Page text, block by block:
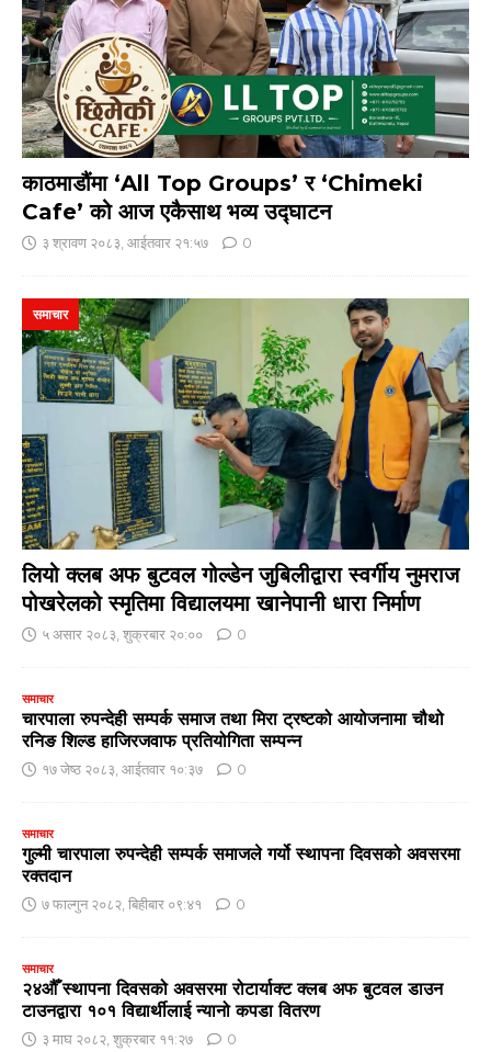
काठमाडौंमा ‘All Top Groups’ र ‘Chimeki
Cafe’ को आज एकैसाथ भव्य उद्घाटन
३ श्रावण २०८३, आईतवार २१:५७ 0
लियो क्लब अफ बुटवल गोल्डेन जुबिलीद्वारा स्वर्गीय नुमराज
पोखरेलको स्मृतिमा विद्यालयमा खानेपानी धारा निर्माण
समाचार
५ असार २०८३, शुक्रबार २०:०० 0
समाचार
चारपाला रुपन्देही सम्पर्क समाज तथा मिरा ट्रष्टको आयोजनामा चौथो
रनिङ शिल्ड हाजिरजवाफ प्रतियोगिता सम्पन्न
१७ जेष्ठ २०८३, आईतवार १०:३७ 0
समाचार
गुल्मी चारपाला रुपन्देही सम्पर्क समाजले गर्यो स्थापना दिवसको अवसरमा
रक्तदान
७ फाल्गुन २०८२, बिहीबार ०९:४१ 0
समाचार
२४औँ स्थापना दिवसको अवसरमा रोटार्याक्ट क्लब अफ बुटवल डाउन
टाउनद्वारा १०१ विद्यार्थीलाई न्यानो कपडा वितरण
३ माघ २०८२, शुक्रबार ११:२७ 0